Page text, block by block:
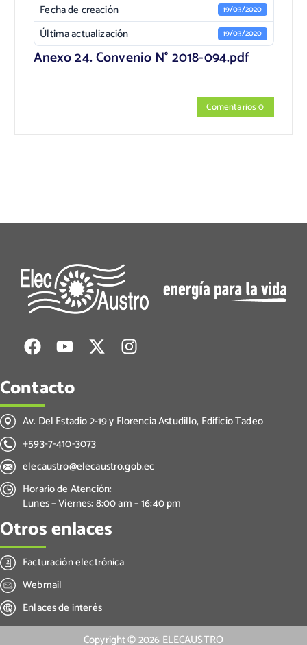
Fecha de creación 19/03/2020
Última actualización 19/03/2020
Anexo 24. Convenio N° 2018-094.pdf
Comentarios 0
Contacto
Av. Del Estadio 2-19 y Florencia Astudillo, Edificio Tadeo
+593-7-410-3073
elecaustro@elecaustro.gob.ec
Horario de Atención:
Lunes – Viernes: 8:00 am – 16:40 pm
Otros enlaces
Facturación electrónica
Webmail
Enlaces de interés
Copyright ©2026 ELECAUSTRO